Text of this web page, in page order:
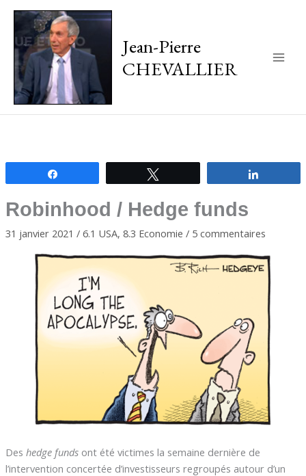
Jean-Pierre
CHEVALLIER
Robinhood / Hedge funds
31 janvier 2021 / 6.1 USA, 8.3 Economie / 5 commentaires
Des hedge fundsont été victimes la semaine dernière de
l’intervention concertée d’investisseurs regroupés autour d’un